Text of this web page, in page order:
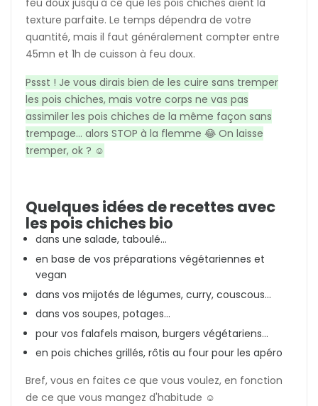
feu doux jusqu'à ce que les pois chiches aient la
texture parfaite. Le temps dépendra de votre
quantité, mais il faut généralement compter entre
45mn et 1h de cuisson à feu doux.
Pssst ! Je vous dirais bien de les cuire sans tremper
les pois chiches, mais votre corps ne vas pas
assimiler les pois chiches de la même façon sans
trempage... alors STOP à la flemme 😂 On laisse
tremper, ok ? ☺️
Quelques idées de recettes avec
les pois chiches bio
dans une salade, taboulé...
en base de vos préparations végétariennes et
vegan
dans vos mijotés de légumes, curry, couscous...
dans vos soupes, potages...
pour vos falafels maison, burgers végétariens...
en pois chiches grillés, rôtis au four pour les apéro
Bref, vous en faites ce que vous voulez, en fonction
de ce que vous mangez d'habitude ☺️